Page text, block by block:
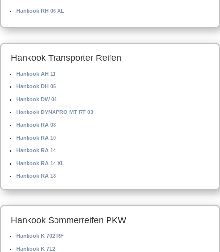
Hankook RH 06 XL
Hankook Transporter Reifen
Hankook AH 11
Hankook DH 05
Hankook DW 04
Hankook DYNAPRO MT RT 03
Hankook RA 08
Hankook RA 10
Hankook RA 14
Hankook RA 14 XL
Hankook RA 18
Hankook Sommerreifen PKW
Hankook K 702 RF
Hankook K 712